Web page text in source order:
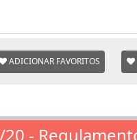
ADICIONAR FAVORITOS
-